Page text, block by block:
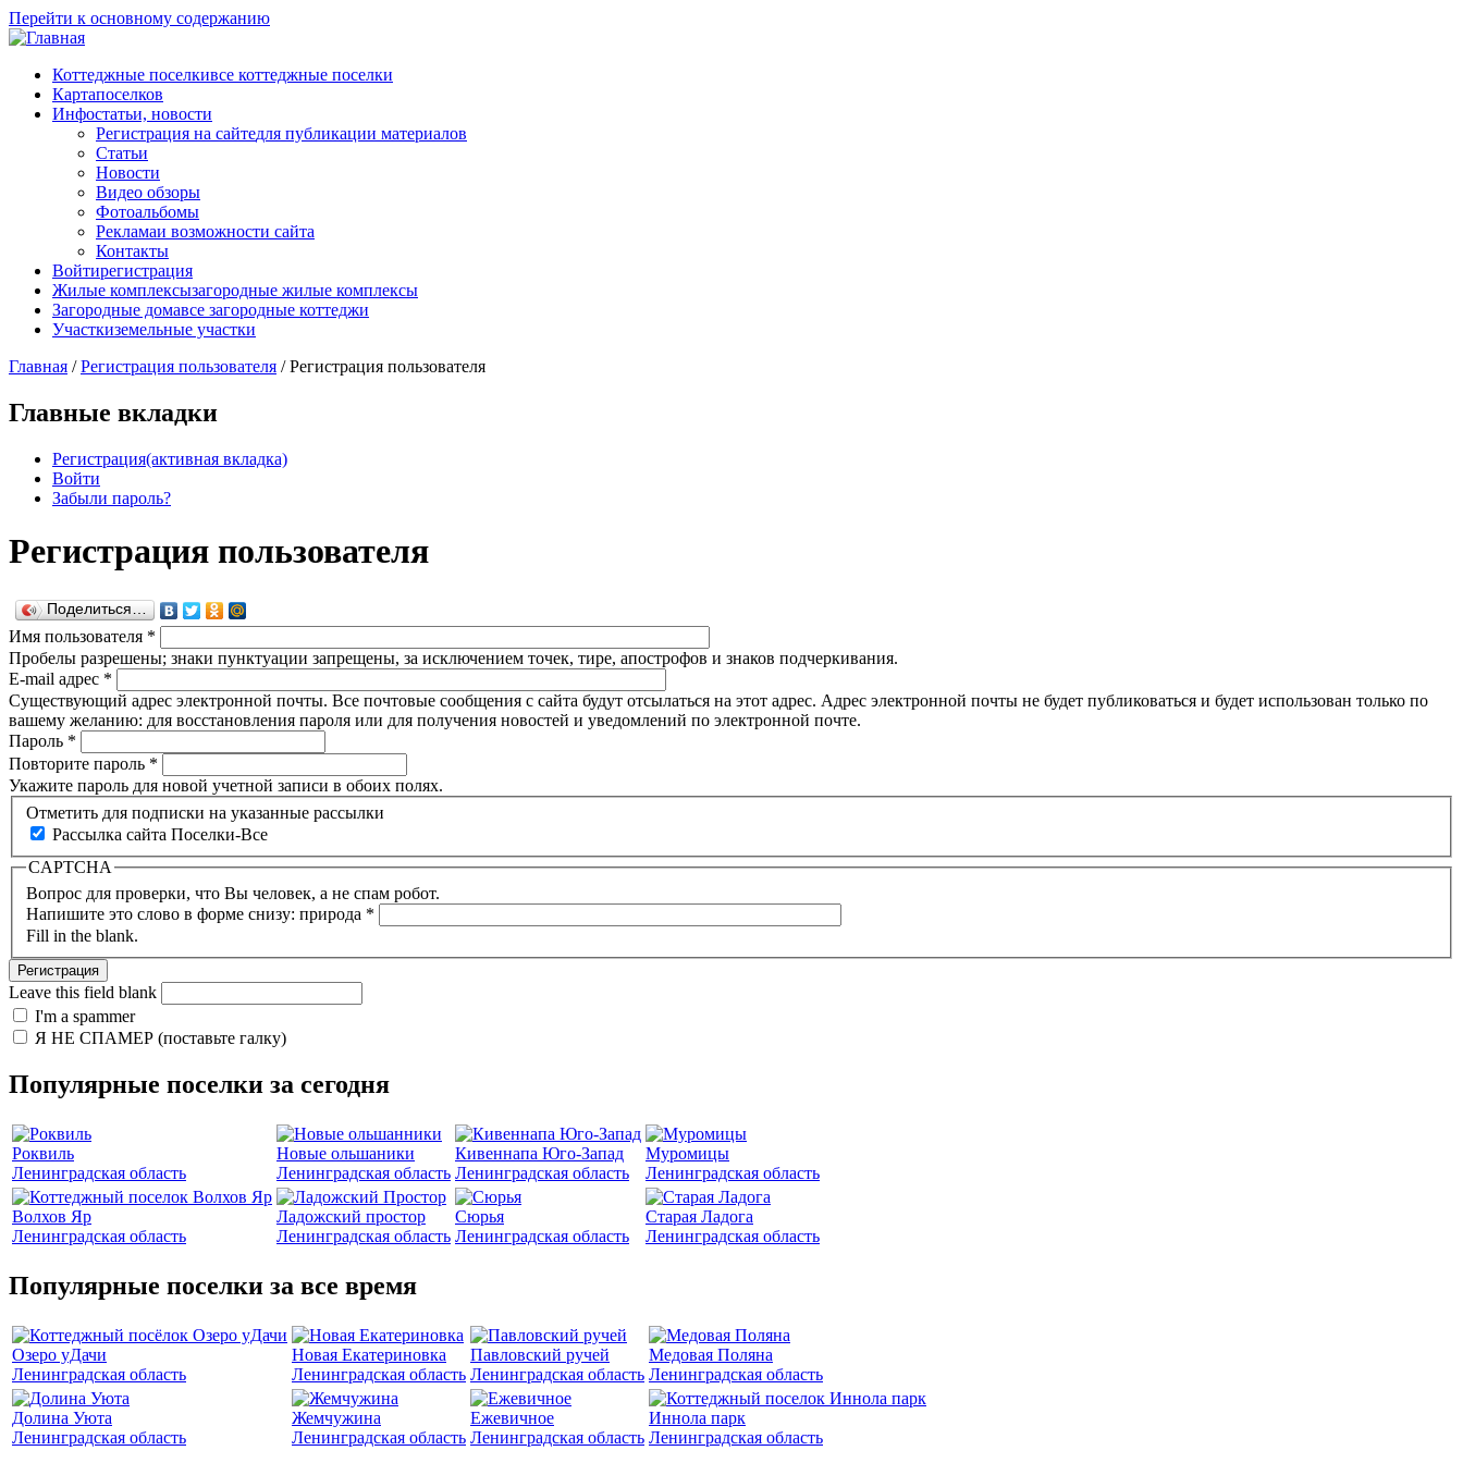
Перейти к основному содержанию
Коттеджные поселкивсе коттеджные поселки
Картапоселков
Инфостатьи, новости
Регистрация на сайтедля публикации материалов
Статьи
Новости
Видео обзоры
Фотоальбомы
Рекламаи возможности сайта
Контакты
Войтирегистрация
Жилые комплексызагородные жилые комплексы
Загородные домавсе загородные коттеджи
Участкиземельные участки
Главная / Регистрация пользователя /Регистрация пользователя
Главные вкладки
Регистрация(активная вкладка)
Войти
Забыли пароль?
Регистрация пользователя
Поделиться…
Имя пользователя *
Пробелы разрешены; знаки пунктуации запрещены, за исключением точек, тире, апострофов и знаков подчеркивания.
E-mail адрес *
Существующий адрес электронной почты. Все почтовые сообщения с сайта будут отсылаться на этот адрес. Адрес электронной почты не будет публиковаться и будет использован только по
вашему желанию: для восстановления пароля или для получения новостей и уведомлений по электронной почте.
Пароль *
Повторите пароль *
Укажите пароль для новой учетной записи в обоих полях.
Отметить для подписки на указанные рассылки
Рассылка сайта Поселки-Все
CAPTCHA
Вопрос для проверки, что Вы человек, а не спам робот.
Напишите это слово в форме снизу: природа *
Fill in the blank.
Leave this field blank
I'm a spammer
Я НЕ СПАМЕР (поставьте галку)
Популярные поселки за сегодня
Роквиль
Ленинградская область
Новые ольшаники
Ленинградская область
Кивеннапа Юго-Запад
Ленинградская область
Муромицы
Ленинградская область
Волхов Яр
Ленинградская область
Ладожский простор
Ленинградская область
Сюрья
Ленинградская область
Старая Ладога
Ленинградская область
Популярные поселки за все время
Озеро уДачи
Ленинградская область
Новая Екатериновка
Ленинградская область
Павловский ручей
Ленинградская область
Медовая Поляна
Ленинградская область
Долина Уюта
Ленинградская область
Жемчужина
Ленинградская область
Ежевичное
Ленинградская область
Иннола парк
Ленинградская область